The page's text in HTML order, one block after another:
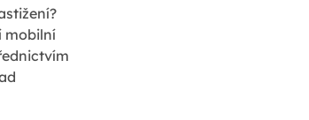
mobilní